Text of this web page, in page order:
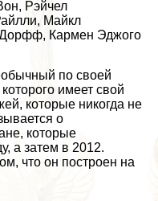
Рэйчел
Майкл
Кармен Эджого
по своей
имеет свой
которые никогда не
о
которые
а затем в 2012.
что он построен на